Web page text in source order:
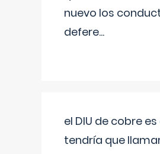
nuevo los
defere...
el DIU de cobre
tendría que